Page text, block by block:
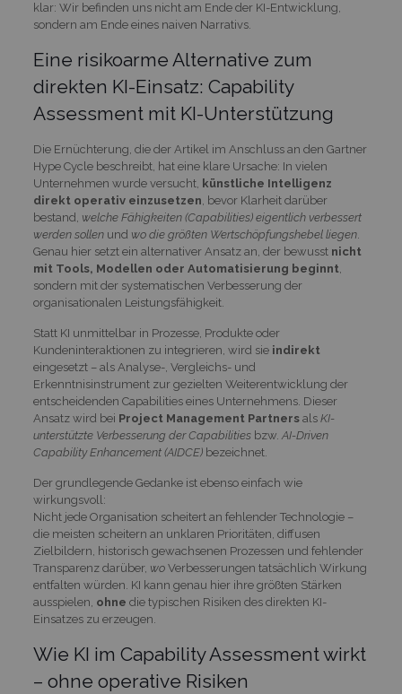
klar: Wir befinden uns nicht am Ende der KI-Entwicklung,
sondern am Ende eines naiven Narrativs.
Eine risikoarme Alternative zum
direkten KI-Einsatz: Capability
Assessment mit KI-Unterstützung
Die Ernüchterung, die der Artikel im Anschluss an den Gartner
Hype Cycle beschreibt, hat eine klare Ursache: In vielen
Unternehmen wurde versucht, künstliche Intelligenz
direkt operativ einzusetzen , bevor Klarheit darüber
bestand, welche Fähigkeiten (Capabilities) eigentlich verbessert
werden sollenund wo die größten Wertschöpfungshebel liegen.
Genau hier setzt ein alternativer Ansatz an, der bewusst nicht
mit Tools, Modellen oder Automatisierung beginnt
sondern mit der systematischen Verbesserung der
organisationalen Leistungsfähigkeit.
Statt KI unmittelbar in Prozesse, Produkte oder
Kundeninteraktionen zu integrieren, wird sie indirekt
eingesetzt – als Analyse-, Vergleichs- und
Erkenntnisinstrument zur gezielten Weiterentwicklung der
entscheidenden Capabilities eines Unternehmens. Dieser
Ansatz wird bei Project Management Partnersals KI-
unterstützte Verbesserung der Capabilitiesbzw. AI-Driven
Capability Enhancement (AIDCE)bezeichnet.
Der grundlegende Gedanke ist ebenso einfach wie
wirkungsvoll:
Nicht jede Organisation scheitert an fehlender Technologie –
die meisten scheitern an unklaren Prioritäten, diffusen
Zielbildern, historisch gewachsenen Prozessen und fehlender
Transparenz darüber, woVerbesserungen tatsächlich Wirkung
entfalten würden. KI kann genau hier ihre größten Stärken
ausspielen, ohne die typischen Risiken des direkten KI-
Einsatzes zu erzeugen.
Wie KI im Capability Assessment wirkt
– ohne operative Risiken